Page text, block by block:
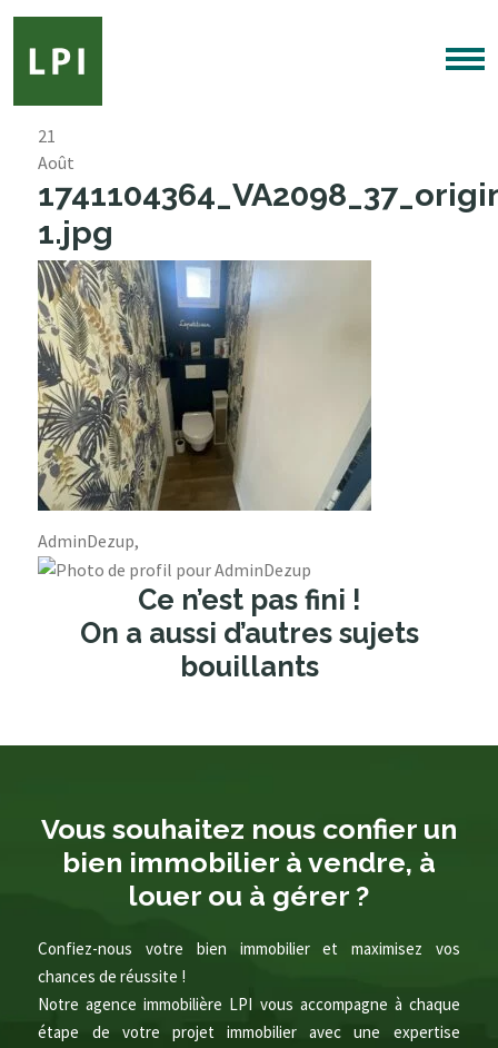
21
Août
1.jpg
AdminDezup,
Ce n’est pas fini !
On a aussi d’autres sujets
bouillants
Vous souhaitez nous confier un
bien immobilier à vendre, à
louer ou à gérer ?
Confiez-nous votre bien immobilier et maximisez vos
chances de réussite !
Notre agence immobilière LPI vous accompagne à chaque
étape de votre projet immobilier avec une expertise